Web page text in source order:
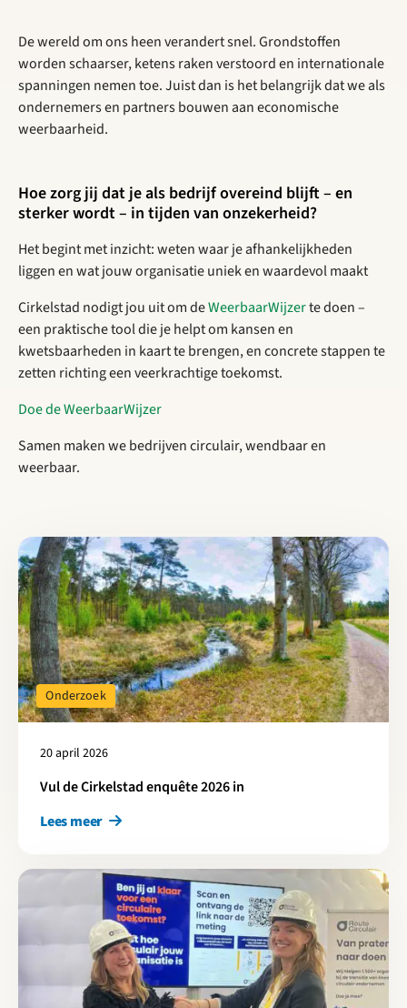
De wereld om ons heen verandert snel. Grondstoffen
worden schaarser, ketens raken verstoord en internationale
spanningen nemen toe. Juist dan is het belangrijk dat we als
ondernemers en partners bouwen aan economische
weerbaarheid.
Hoe zorg jij dat je als bedrijf overeind blijft – en
sterker wordt – in tijden van onzekerheid?
Het begint met inzicht: weten waar je afhankelijkheden
liggen en wat jouw organisatie uniek en waardevol maakt
Cirkelstad nodigt jou uit om deWeerbaarWijzerte doen –
een praktische tool die je helpt om kansen en
kwetsbaarheden in kaart te brengen, en concrete stappen te
zetten richting een veerkrachtige toekomst.
Doe de WeerbaarWijzer
Samen maken we bedrijven circulair, wendbaar en
weerbaar.
20 april 2026
Vul de Cirkelstad enquête 2026 in
Onderzoek
Lees meer
Lees meer over Vul de Cirkelstad enquête 2026 in
Lees meer over Hoe circulair is jouw bouwbedrijf?